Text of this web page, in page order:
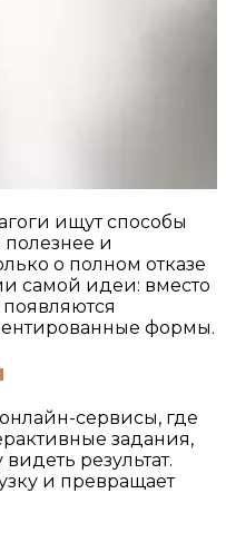
ищут способы
и
о полном отказе
самой идеи: вместо
формы.
сервисы, где
задания,
результат.
и превращает